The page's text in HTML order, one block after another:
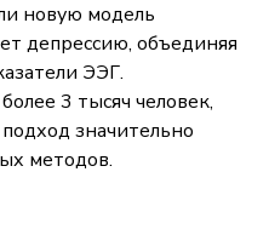
новую модель
депрессию, объединяя
ЭЭГ.
3 тысяч человек,
значительно
методов.